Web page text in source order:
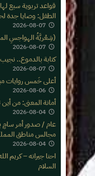
قواعد تربوية سبع
الطفل: وصايا جدة
2026-08-07
(شِعْريَّةُ الهواجسِ
2026-08-07
كتابة بالدموع..
2026-08-07
أعلى خَمس روايات
2026-08-06
أمانة المعنى: من
2026-08-04
عام / صدور أمر سامٍ
مجالس مناطق المملكة
2026-08-04
احنا جيرانه – كريم
السلام